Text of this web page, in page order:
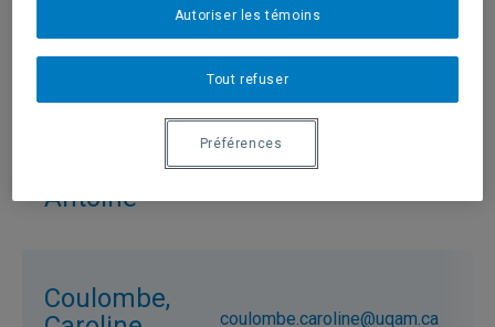
Bourdeau,
bourdeau.sarah@uqam.ca
Antoine
Coulombe,
coulombe.caroline@uqam.ca
Tout refuser
Autoriser les témoins
Préférences